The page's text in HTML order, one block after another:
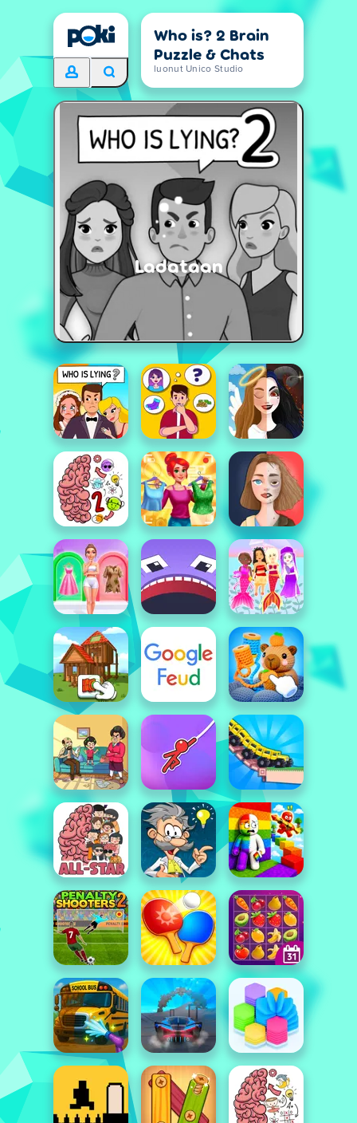
Who is? 2 Brain
Puzzle & Chats
luonut Unico Studio
Ladataan